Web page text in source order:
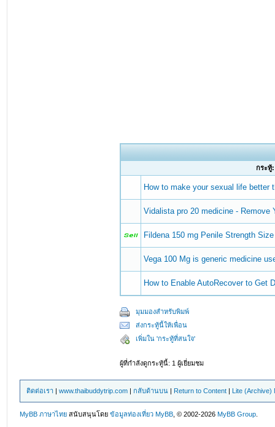
กระทู้:
How to make your sexual life better
Vidalista pro 20 medicine - Remove
Fildena 150 mg Penile Strength
Vega 100 Mg is generic medicine
How to Enable AutoRecover to Get
มุมมองสำหรับพิมพ์
ส่งกระทู้นี้ให้เพื่อน
เพิ่มใน 'กระทู้ที่สนใจ'
ผู้ที่กำลังดูกระทู้นี้: 1 ผู้เยี่ยมชม
ติดต่อเรา |www.thaibuddytrip.com |กลับด้านบน | Return to Content | Lite (Archive)
MyBB ภาษาไทย สนับสนุนโดยข้อมูลท่องเที่ยว MyBB , © 2002-2026MyBB Group